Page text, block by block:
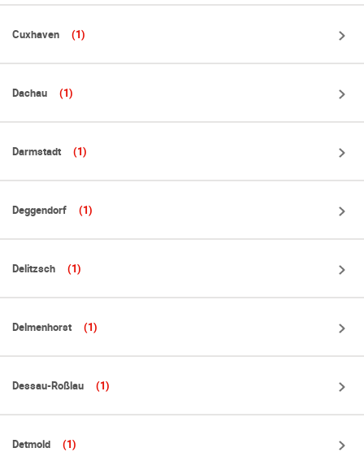
Cuxhaven (1)
Dachau (1)
Darmstadt (1)
Deggendorf (1)
Delitzsch (1)
Delmenhorst (1)
Dessau-Roßlau (1)
Detmold (1)